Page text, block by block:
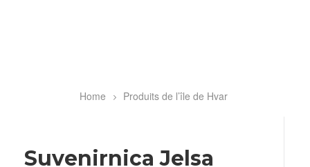
Breadcrumb
Home Produits de l’île de Hvar
Suvenirnica Jelsa